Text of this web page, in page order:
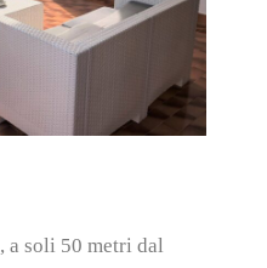
, a soli 50 metri dal